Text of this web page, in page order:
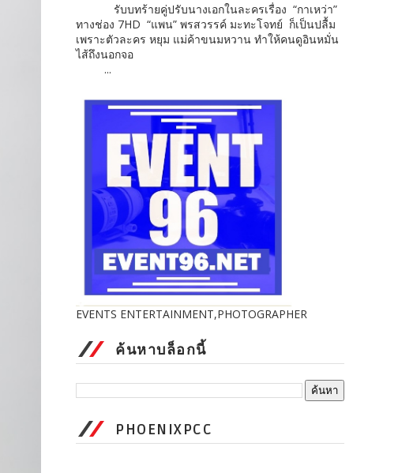
รับบทร้ายคู่ปรับนางเอกในละครเรื่อง “กาเหว่า”
ทางช่อง 7HD “แพน” พรสวรรค์ มะทะโจทย์ ก็เป็นปลื้ม
เพราะตัวละคร หยุม แม่ค้าขนมหวาน ทำให้คนดูอินหมั่น
ไส้ถึงนอกจอ
...
EVENTS ENTERTAINMENT,PHOTOGRAPHER
ค้นหาบล็อกนี้
PHOENIXPCC